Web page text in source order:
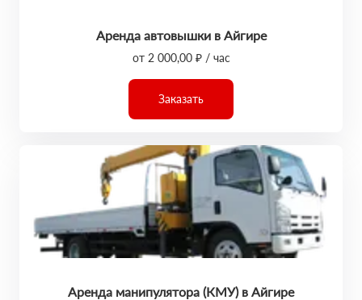
Аренда автовышки в Айгире
от 2 000,00 ₽ / час
Заказать
Аренда манипулятора (КМУ) в Айгире